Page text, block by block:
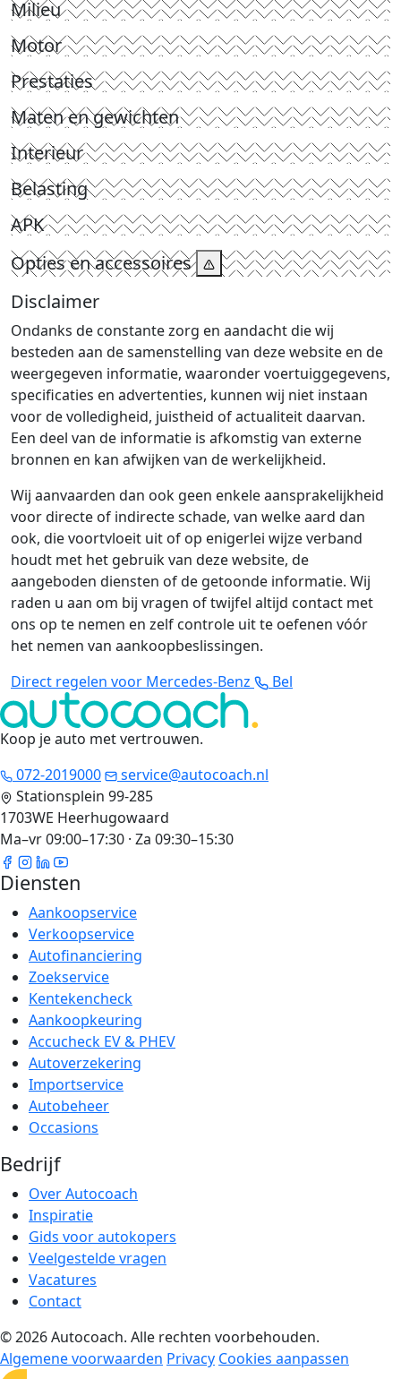
Milieu
Motor
Prestaties
Maten en gewichten
Interieur
Belasting
APK
Opties en accessoires
Disclaimer
Ondanks de constante zorg en aandacht die wij
besteden aan de samenstelling van deze website en de
weergegeven informatie, waaronder voertuiggegevens,
specificaties en advertenties, kunnen wij niet instaan
voor de volledigheid, juistheid of actualiteit daarvan.
Een deel van de informatie is afkomstig van externe
bronnen en kan afwijken van de werkelijkheid.
Wij aanvaarden dan ook geen enkele aansprakelijkheid
voor directe of indirecte schade, van welke aard dan
ook, die voortvloeit uit of op enigerlei wijze verband
houdt met het gebruik van deze website, de
aangeboden diensten of de getoonde informatie. Wij
raden u aan om bij vragen of twijfel altijd contact met
ons op te nemen en zelf controle uit te oefenen vóór
het nemen van aankoopbeslissingen.
Direct regelen voor Mercedes-Benz
Bel
Koop je auto met vertrouwen.
072-2019000
service@autocoach.nl
Stationsplein 99-285
1703WE Heerhugowaard
Ma–vr 09:00–17:30 · Za 09:30–15:30
Diensten
Aankoopservice
Verkoopservice
Autofinanciering
Zoekservice
Kentekencheck
Aankoopkeuring
Accucheck EV & PHEV
Autoverzekering
Importservice
Autobeheer
Occasions
Bedrijf
Over Autocoach
Inspiratie
Gids voor autokopers
Veelgestelde vragen
Vacatures
Contact
© 2026 Autocoach. Alle rechten voorbehouden.
Algemene voorwaarden Privacy Cookies aanpassen